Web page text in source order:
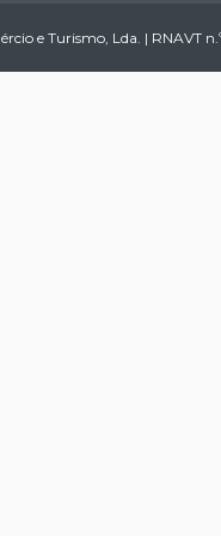
e Turismo, Lda. | RNAVT